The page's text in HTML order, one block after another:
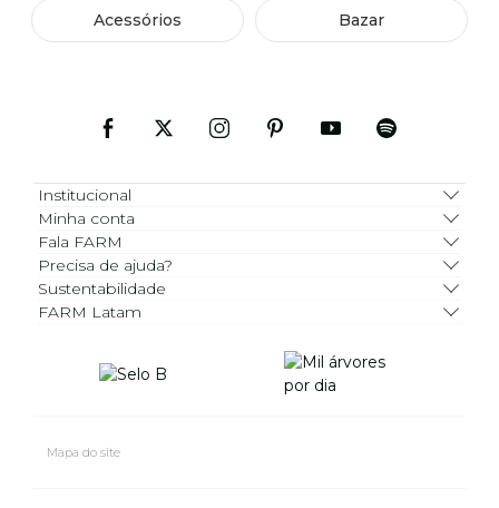
Acessórios Bazar
Institucional
Minha conta
Fala FARM
Precisa de ajuda?
Sustentabilidade
FARM Latam
Mapa do site